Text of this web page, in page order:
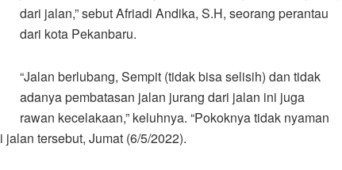
dari jalan,” sebut Afriadi Andika, S.H, seorang perantau
dari kota Pekanbaru.
“Jalan berlubang, Sempit (tidak bisa selisih) dan tidak
adanya pembatasan jalan jurang dari jalan ini juga
rawan kecelakaan,” keluhnya. “Pokoknya tidak nyaman
tersebut, Jumat (6/5/2022).